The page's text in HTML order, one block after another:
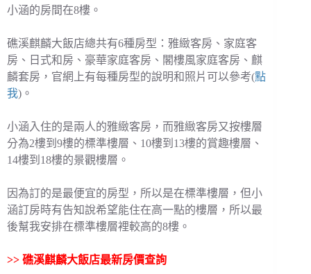
小涵的房間在8樓。
礁溪麒麟大飯店總共有6種房型：雅緻客房、家庭客
房、日式和房、豪華家庭客房、閣樓風家庭客房、麒
麟套房，官網上有每種房型的說明和照片可以參考(點
我)。
小涵入住的是兩人的雅緻客房，而雅緻客房又按樓層
分為2樓到9樓的標準樓層、10樓到13樓的賞趣樓層、
14樓到18樓的景觀樓層。
因為訂的是最便宜的房型，所以是在標準樓層，但小
涵訂房時有告知說希望能住在高一點的樓層，所以最
後幫我安排在標準樓層裡較高的8樓。
>> 礁溪麒麟大飯店最新房價查詢